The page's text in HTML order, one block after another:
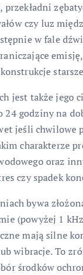
przekładni
czy luz
w fale
jest także jego
godziny na
jeśli
charakterze
oraz
czy spadek
bywa
(powyżej 1
mają silne
wibracje. To
środków